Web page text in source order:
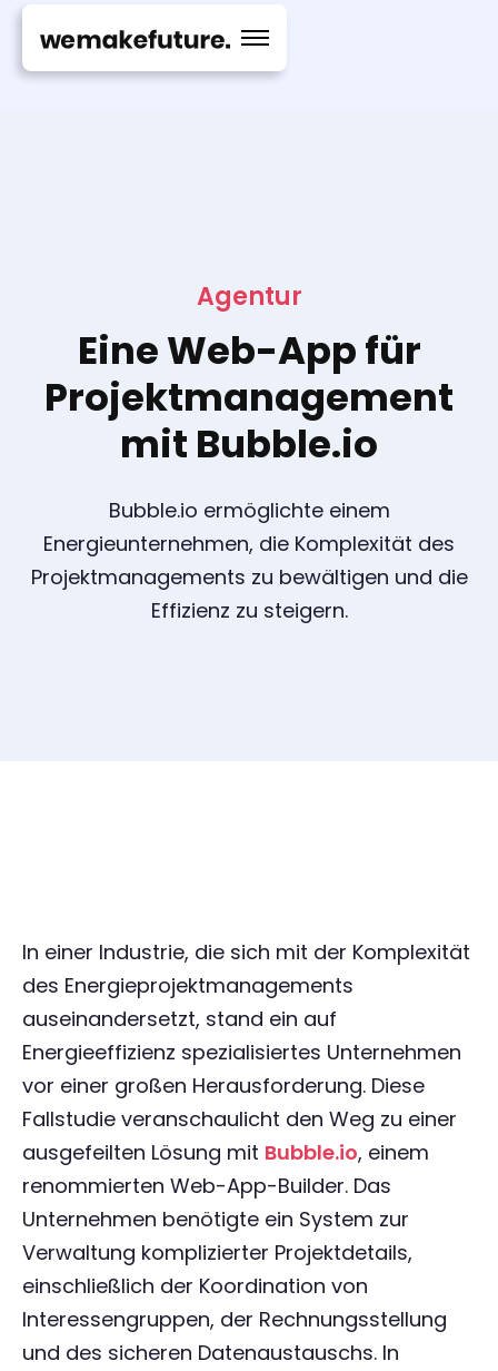
Agentur
Eine Web-App für
Projektmanagement
mit Bubble.io
Bubble.io ermöglichte einem
Energieunternehmen, die Komplexität des
Projektmanagements zu bewältigen und die
Effizienz zu steigern.
In einer Industrie, die sich mit der Komplexität
des Energieprojektmanagements
auseinandersetzt, stand ein auf
Energieeffizienz spezialisiertes Unternehmen
vor einer großen Herausforderung. Diese
Fallstudie veranschaulicht den Weg zu einer
ausgefeilten Lösung mit Bubble.io, einem
renommierten Web-App-Builder. Das
Unternehmen benötigte ein System zur
Verwaltung komplizierter Projektdetails,
einschließlich der Koordination von
Interessengruppen, der Rechnungsstellung
und des sicheren Datenaustauschs. In